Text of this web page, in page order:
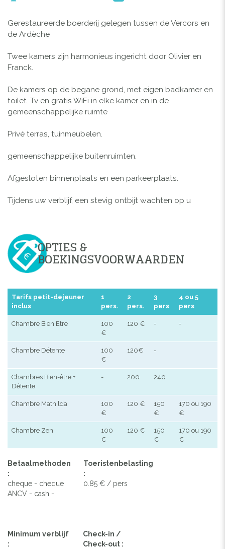
Gerestaureerde boerderij gelegen tussen de Vercors en
de Ardèche
Twee kamers zijn harmonieus ingericht door Olivier en
Franck.
De kamers op de begane grond, met eigen badkamer en
toilet. Tv en gratis WiFi in elke kamer en in de
gemeenschappelijke ruimte
Privé terras, tuinmeubelen.
gemeenschappelijke buitenruimten.
Afgesloten binnenplaats en een parkeerplaats.
Tijdens uw verblijf, een stevig ontbijt wachten op u
OPTIES &
BOEKINGSVOORWAARDEN
Tarifs petit-dejeuner
inclus
1
pers.
2
pers.
3
pers
4 ou 5
pers
Chambre Bien Etre
100
€
120 € - -
Chambre Détente
100
€
120€ -
Chambres Bien-être +
Détente
- 200 240
Chambre Mathilda
100
€
120 €
150
€
170 ou 190
€
Chambre Zen
100
€
120 €
150
€
170 ou 190
€
Betaalmethoden
:
cheque - cheque
ANCV - cash -
Toeristenbelasting
:
0.85 € / pers
Minimum verblijf
:
Check-in /
Check-out :